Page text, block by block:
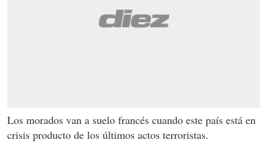
Los morados van a suelo francés cuando este país está en
crisis producto de los últimos actos terroristas.